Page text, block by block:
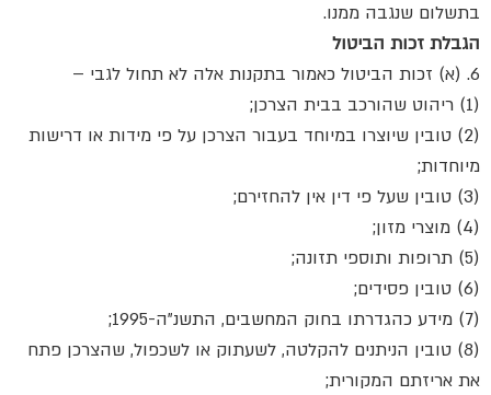
בתשלום שנגבה ממנו.
הגבלת זכות הביטול
6. (א) זכות הביטול כאמור בתקנות אלה לא תחול לגבי –
(1) ריהוט שהורכב בבית הצרכן;
(2) טובין שיוצרו במיוחד בעבור הצרכן על פי מידות או דרישות
מיוחדות;
(3) טובין שעל פי דין אין להחזירם;
(4) מוצרי מזון;
(5) תרופות ותוספי תזונה;
(6) טובין פסידים;
(7) מידע כהגדרתו בחוק המחשבים, התשנ"ה-1995;
(8) טובין הניתנים להקלטה, לשעתוק או לשכפול, שהצרכן פתח
את אריזתם המקורית;